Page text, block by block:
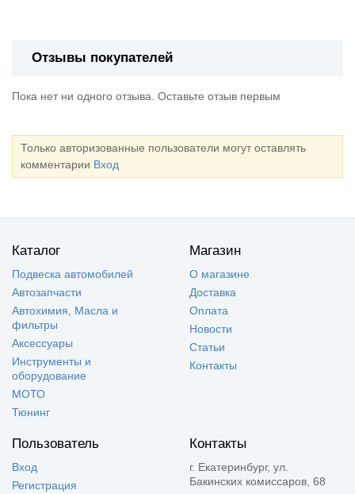
Отзывы покупателей
Пока нет ни одного отзыва. Оставьте отзыв первым
Только авторизованные пользователи могут оставлять
комментарии Вход
Каталог
Подвеска автомобилей
Автозапчасти
Автохимия, Масла и
фильтры
Аксессуары
Инструменты и
оборудование
МОТО
Тюнинг
Магазин
О магазине
Доставка
Оплата
Новости
Статьи
Контакты
Пользователь
Вход
Регистрация
Контакты
г. Екатеринбург, ул.
Бакинских комиссаров, 68